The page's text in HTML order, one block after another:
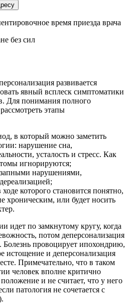
время приезда врача
развивается
явный всплеск симптоматики
Для понимания полного
этапы
в который можно заметить
нарушение сна,
усталость и стресс. Как
игнорируются;
нарушениями,
которого становится понятно,
хроническим, или будет носить
идет по замкнутому кругу, когда
потом деперсонализация
Болезнь провоцирует ипохондрию,
истощение и деперсонализация
Примечательно, что в таком
человек вполне критично
положение и не считает, что у него
патология не сочетается с